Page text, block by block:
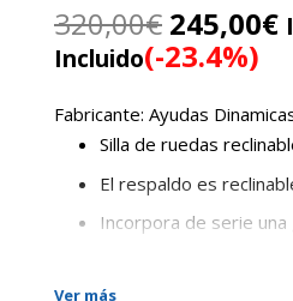
320,00€ El
precio
original
era:
320,00€.
245,00€
Incluido(-23.4%)
Fabricante: Ayudas
Silla de ruedas
El respaldo es
Incorpora de serie una
Ver más